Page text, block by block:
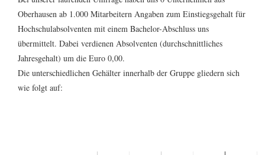
Oberhausen ab 1.000 Mitarbeitern Angaben zum Einstiegsgehalt für
Hochschulabsolventen mit einem Bachelor-Abschluss uns
übermittelt. Dabei verdienen Absolventen (durchschnittliches
Jahresgehalt) um die Euro 0,00.
Die unterschiedlichen Gehälter innerhalb der Gruppe gliedern sich
wie folgt auf: